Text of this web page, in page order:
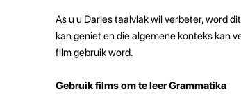
As u u Daries taalvlak wil verbeter, word
kan geniet en die algemene konteks kan
film gebruik word.
Gebruik films om te leer Grammatika